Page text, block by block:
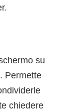
su
Permette
chiedere